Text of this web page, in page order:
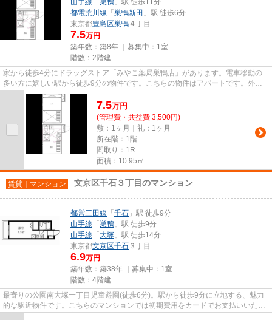
山手線 「 巣鴨 」駅 徒歩11分
都電荒川線 「 巣鴨新田 」駅 徒歩6分
東京都豊島区巣鴨 ４丁目
7.5万円
築年数：築8年 ｜募集中： 1室
階数：2階建
家から徒歩4分にドラッグストア「みやこ薬局巣鴨店」があります。電車移動の
多い方に嬉しい駅から徒歩9分の物件です。こちらの物件はアパートです。外観
タイル張りは、耐水効果がある...
7.5万円
(管理費・共益費 3,500円)
敷：1ヶ月｜礼：1ヶ月
所在階：1階
間取り：1R
面積：10.95㎡
賃貸｜マンション 文京区千石３丁目のマンション
都営三田線 「 千石 」駅 徒歩9分
山手線 「 巣鴨 」駅 徒歩9分
山手線 「 大塚 」駅 徒歩14分
東京都文京区千石 ３丁目
6.9万円
築年数：築38年 ｜募集中： 1室
階数：4階建
最寄りの公園南大塚一丁目児童遊園(徒歩6分)。駅から徒歩9分に立地する、魅力
的な駅近物件です。こちらのマンションでは初期費用をカードでお支払いいただ